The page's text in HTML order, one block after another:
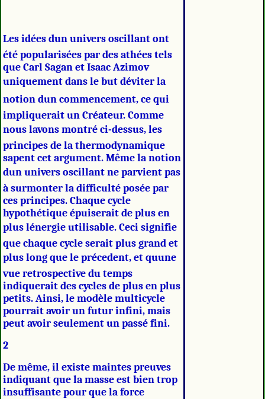
Les idées dun univers oscillant ont
été popularisées par des athées tels
que Carl Sagan et Isaac Azimov
uniquement dans le but déviter la
notion dun commencement, ce qui
impliquerait un Créateur. Comme
nous lavons montré ci-dessus, les
principes de la thermodynamique
sapent cet argument. Même la notion
dun univers oscillant ne parvient pas
à surmonter la difficulté posée par
ces principes. Chaque cycle
hypothétique épuiserait de plus en
plus lénergie utilisable. Ceci signifie
que chaque cycle serait plus grand et
plus long que le précedent, et quune
vue retrospective du temps
indiquerait des cycles de plus en plus
petits. Ainsi, le modèle multicycle
pourrait avoir un futur infini, mais
peut avoir seulement un passé fini.
2
De même, il existe maintes preuves
indiquant que la masse est bien trop
insuffisante pour que la force